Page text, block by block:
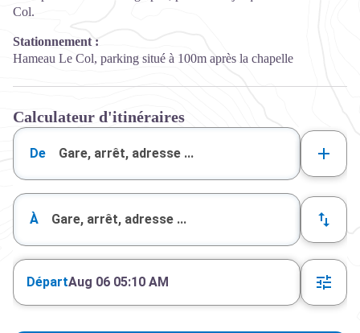
Col.
Stationnement :
Hameau Le Col, parking situé à 100m après la chapelle
Calculateur d'itinéraires
De
À
DépartAug 06 05:10 AM